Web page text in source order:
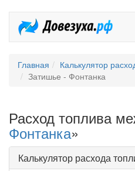
Главная
Калькулятор
Затишье - Фонтанка
Расход топлива
Фонтанка»
Калькулятор расхода